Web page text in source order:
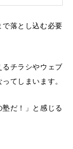
落とし込む必要
チラシやウェブ
てしまいます。
だ！」と感じる